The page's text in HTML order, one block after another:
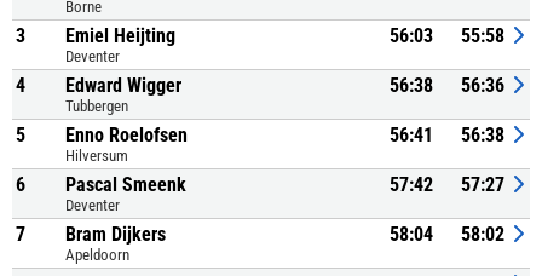
Borne
3 Emiel Heijting
Deventer
56:03 55:58
4 Edward Wigger
Tubbergen
56:38 56:36
5 Enno Roelofsen
Hilversum
56:41 56:38
6 Pascal Smeenk
Deventer
57:42 57:27
7 Bram Dijkers
Apeldoorn
58:04 58:02